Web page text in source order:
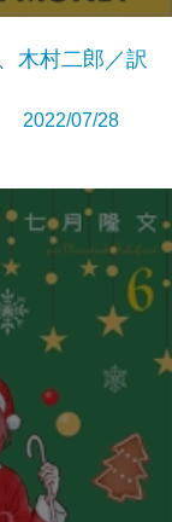
木村二郎／訳
2022/07/28